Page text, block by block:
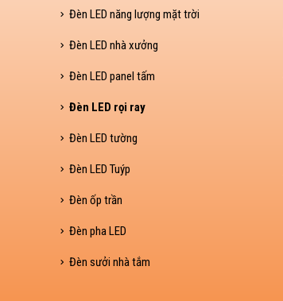
Đèn LED năng lượng mặt trời
Đèn LED nhà xưởng
Đèn LED panel tấm
Đèn LED rọi ray
Đèn LED tường
Đèn LED Tuýp
Đèn ốp trần
Đèn pha LED
Đèn sưởi nhà tắm